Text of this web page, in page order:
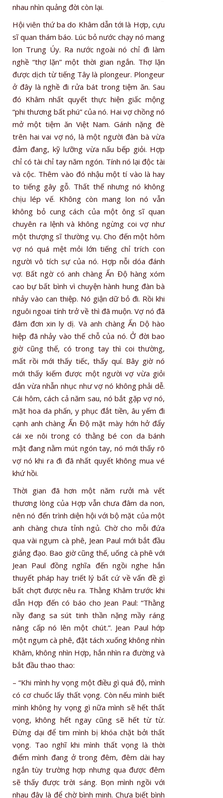
nhau nhìn quảng đời còn lại.
Hội viên thứ ba do Khâm dẫn tới là Hợp, cựu
sĩ quan thám báo. Lúc bỏ nước chạy nó mang
lon Trung Úy. Ra nước ngoài nó chỉ đi làm
nghề “thợ lặn” một thời gian ngắn. Thợ lặn
được dịch từ tiếng Tây là plongeur. Plongeur
ở đây là nghề đi rửa bát trong tiệm ăn. Sau
đó Khâm nhất quyết thực hiện giấc mộng
“phi thương bất phú” của nó. Hai vợ chồng nó
mở một tiệm ăn Việt Nam. Gánh nặng đè
trên hai vai vợ nó, là một người đàn bà vừa
đảm đang, kỹ lưỡng vừa nấu bếp giỏi. Hợp
chỉ có tài chỉ tay năm ngón. Tính nó lại độc tài
và cộc. Thêm vào đó nhậu một tí vào là hay
to tiếng gây gỗ. Thất thế nhưng nó không
chịu lép vế. Không còn mang lon nó vẫn
không bỏ cung cách của một ông sĩ quan
chuyên ra lệnh và không ngừng coi vợ như
một thượng sĩ thường vụ. Cho đến một hôm
vợ nó quá mệt mỏi lớn tiếng chỉ trích con
người vô tích sự của nó. Hợp nỗi dóa đánh
vợ. Bất ngờ có anh chàng Ấn Độ hàng xóm
cao bự bất bình vì chuyện hành hung đàn bà
nhảy vào can thiệp. Nó giận dữ bỏ đi. Rồi khi
nguôi ngoai tính trở về thì đã muộn. Vợ nó đã
đâm đơn xin ly dị. Và anh chàng Ấn Dộ hào
hiệp đã nhảy vào thế chỗ của nó. Ở đời bao
giờ cũng thế, có trong tay thì coi thường,
mất rồi mới thấy tiếc, thấy quí. Bây giờ nó
mới thấy kiếm được một người vợ vừa giỏi
dắn vừa nhẫn nhục như vợ nó không phải dễ.
Cái hôm, cách cả năm sau, nó bắt gặp vợ nó,
mặt hoa da phấn, y phục đắt tiền, âu yếm đi
cạnh anh chàng Ấn Độ mặt mày hớn hở đẩy
cái xe nôi trong có thằng bé con da bánh
mật đang nằm mút ngón tay, nó mới thấy rõ
vợ nó khi ra đi đã nhất quyết không mua vé
khứ hồi.
Thời gian đã hơn một năm rưởi mà vết
thương lòng của Hợp vẫn chưa đâm da non,
nên nó đến trình diện hội với bộ mặt của một
anh chàng chưa tỉnh ngủ. Chờ cho mỗi đứa
qua vài ngụm cà phê, Jean Paul mới bắt đầu
giảng đạo. Bao giờ cũng thế, uống cà phê với
Jean Paul đồng nghĩa đến ngồi nghe hắn
thuyết pháp hay triết lý bất cứ về vấn đề gì
bất chợt được nêu ra. Thằng Khâm trước khi
dẫn Hợp đến có báo cho Jean Paul: “Thằng
nầy đang sa sút tinh thần nặng mầy ráng
nâng cấp nó lên một chút.”. Jean Paul hớp
một ngụm cà phê, đặt tách xuống không nhìn
Khâm, không nhìn Hợp, hắn nhìn ra đường và
bắt đầu thao thao:
– “Khi mình hy vọng một điều gì quá độ, mình
có cơ chuốc lấy thất vọng. Còn nếu mình biết
mình không hy vọng gì nữa mình sẽ hết thất
vọng, không hết ngay cũng sẽ hết từ từ.
Đừng dại để tim mình bị khóa chặt bởi thất
vọng. Tao nghĩ khi mình thất vọng là thời
điểm mình đang ở trong đêm, đêm dài hay
ngắn tùy trường hợp nhưng qua được đêm
sẽ thấy được trời sáng. Bọn mình ngồi với
nhau đây là để chờ bình minh. Chưa biết bình